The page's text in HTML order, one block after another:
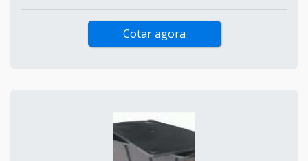
Cotar agora